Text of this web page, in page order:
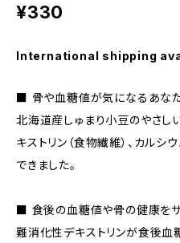
¥330
International shipping
■ 骨や血糖値が気になるあな
北海道産しゅまり小豆のやさし
キストリン（食物繊維）、カルシ
できました。
■ 食後の血糖値や骨の健康を
難消化性デキストリンが食後血